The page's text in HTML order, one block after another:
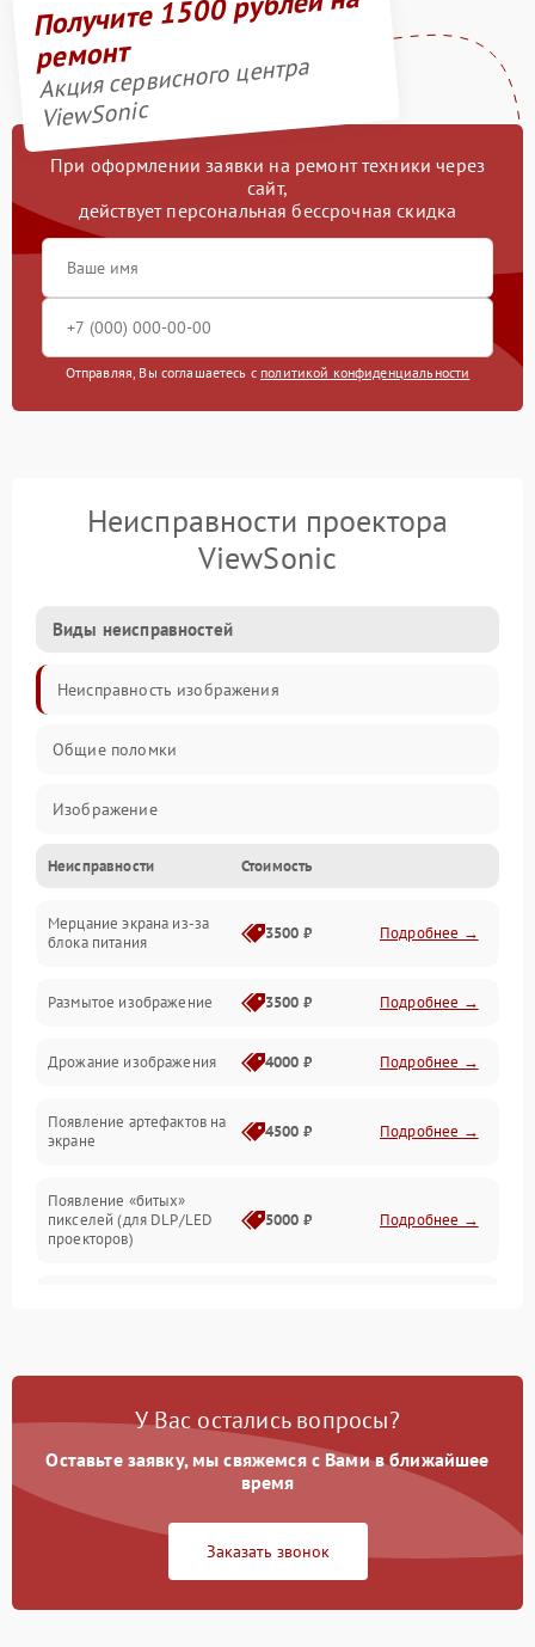
ремонт
Акция сервисного центра
ViewSonic
При оформлении заявки на ремонт техники через
сайт,
действует персональная бессрочная скидка
Отправляя, Вы соглашаетесь с политикой конфиденциальности
Неисправности проектора
ViewSonic
Виды неисправностей
Неисправность изображения
Общие поломки
Изображение
Лампа подсветки
Неисправность управления и интерфейсов
Неисправности Стоимость
Мерцание экрана из-за
блока питания
3500 ₽ Подробнее →
Размытое изображение 3500 ₽ Подробнее →
Дрожание изображения 4000 ₽ Подробнее →
Появление артефактов на
экране
4500 ₽ Подробнее →
Появление «битых»
пикселей (для DLP/LED
проекторов)
5000 ₽ Подробнее →
Нестабильная яркость или
Неравномерная подсветка
4500 ₽ Подробнее →
автоматическая коррекция
трапеции (Keystone)
3000 ₽ Подробнее →
У Вас остались вопросы?
Оставьте заявку, мы свяжемся с Вами в ближайшее
время
Заказать звонок